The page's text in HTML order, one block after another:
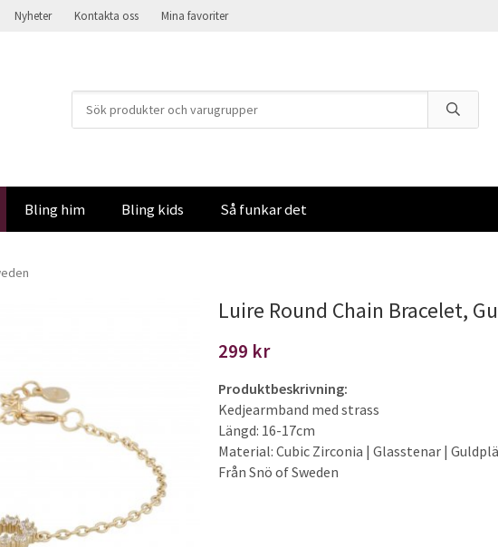
Nyheter Kontakta oss Mina favoriter
Bling him Bling kids Så funkar det
Luire Round Chain Bracelet,
299 kr
Produktbeskrivning:
Kedjearmband med strass
Längd: 16-17cm
Material: Cubic Zirconia | Glasstenar |
Från Snö of Sweden